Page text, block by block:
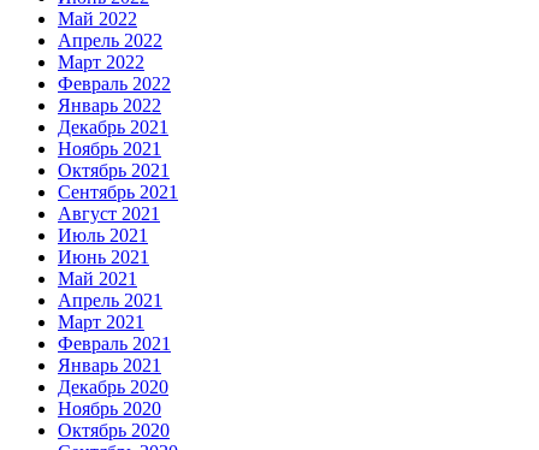
Май 2022
Апрель 2022
Март 2022
Февраль 2022
Январь 2022
Декабрь 2021
Ноябрь 2021
Октябрь 2021
Сентябрь 2021
Август 2021
Июль 2021
Июнь 2021
Май 2021
Апрель 2021
Март 2021
Февраль 2021
Январь 2021
Декабрь 2020
Ноябрь 2020
Октябрь 2020